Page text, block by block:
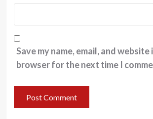
Save my name, email, and website
browser for the next time I